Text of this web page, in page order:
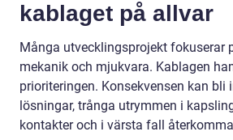
kablaget på allvar
Många utvecklingsprojekt fokuserar
mekanik och mjukvara. Kablagen
prioriteringen. Konsekvensen kan bli
lösningar, trånga utrymmen i
kontakter och i värsta fall